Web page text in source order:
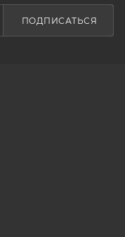
ПОДПИСАТЬСЯ